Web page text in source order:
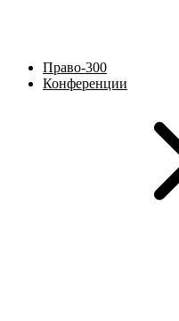
Право-300
Конференции